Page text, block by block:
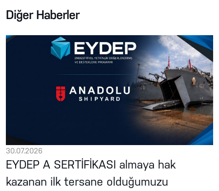
Diğer Haberler
30.07.2026
EYDEP A SERTİFİKASI almaya hak
kazanan ilk tersane olduğumuzu